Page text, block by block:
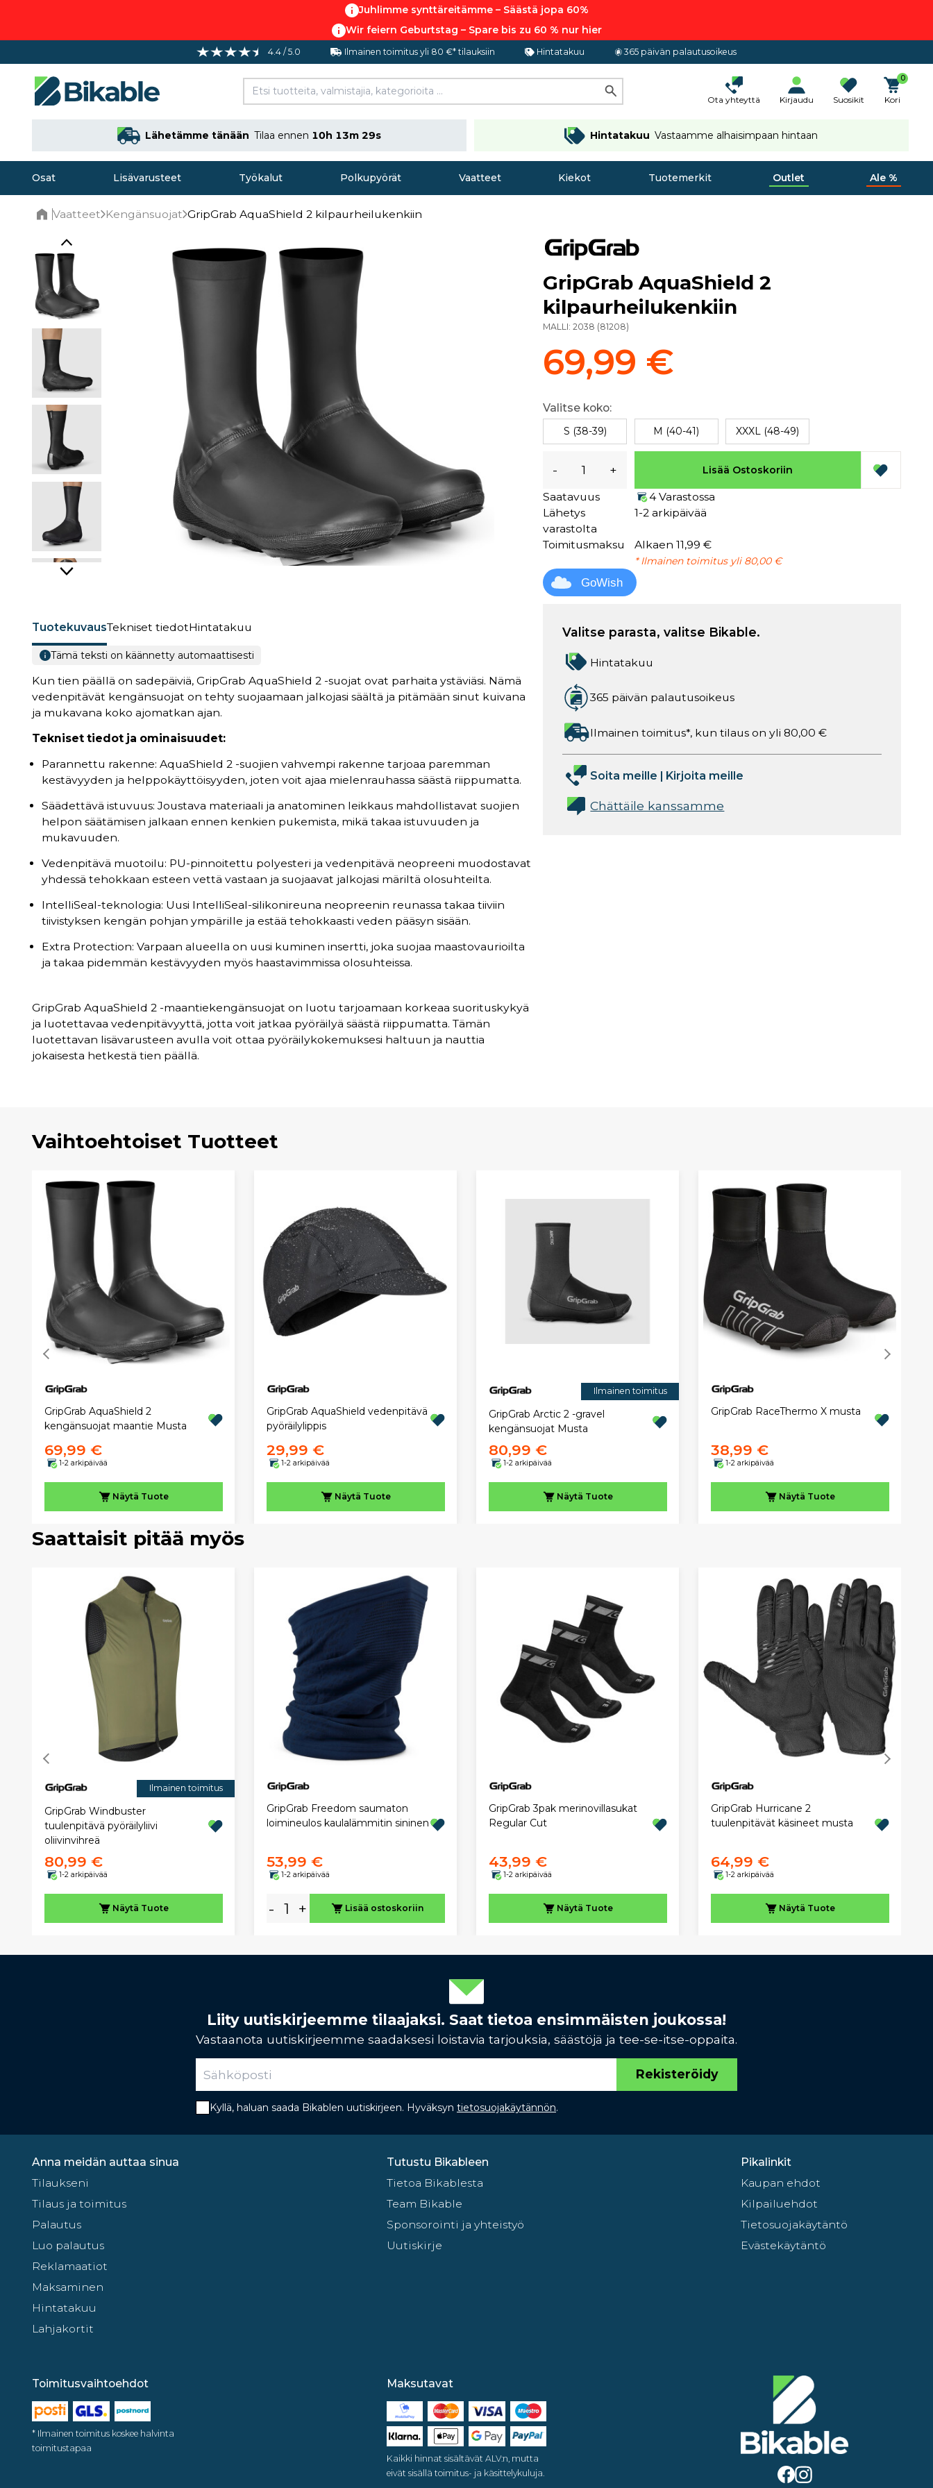
Juhlimme synttäreitämme – Säästä jopa 60%
Wir feiern Geburtstag – Spare bis zu 60 % nur hier
4.4 / 5.0 Ilmainen toimitus yli 80 €* tilauksiin Hintatakuu 365 päivän palautusoikeus
Ota yhteyttä Kirjaudu Suosikit
0
Kori
Lähetämme tänään Tilaa ennen 10h 13m 28s Hintatakuu Vastaamme alhaisimpaan hintaan
Osat Lisävarusteet Työkalut Polkupyörät Vaatteet Kiekot Tuotemerkit Outlet Ale %
Vaatteet Kengänsuojat GripGrab AquaShield 2 kilpaurheilukenkiin
TuotekuvausTekniset tiedotHintatakuu
Tämä teksti on käännetty automaattisesti
Kun tien päällä on sadepäiviä, GripGrab AquaShield 2 -suojat ovat parhaita ystäviäsi. Nämä
vedenpitävät kengänsuojat on tehty suojaamaan jalkojasi säältä ja pitämään sinut kuivana
ja mukavana koko ajomatkan ajan.
Tekniset tiedot ja ominaisuudet:
Parannettu rakenne: AquaShield 2 -suojien vahvempi rakenne tarjoaa paremman
kestävyyden ja helppokäyttöisyyden, joten voit ajaa mielenrauhassa säästä riippumatta.
Säädettävä istuvuus: Joustava materiaali ja anatominen leikkaus mahdollistavat suojien
helpon säätämisen jalkaan ennen kenkien pukemista, mikä takaa istuvuuden ja
mukavuuden.
Vedenpitävä muotoilu: PU-pinnoitettu polyesteri ja vedenpitävä neopreeni muodostavat
yhdessä tehokkaan esteen vettä vastaan ja suojaavat jalkojasi märiltä olosuhteilta.
IntelliSeal-teknologia: Uusi IntelliSeal-silikonireuna neopreenin reunassa takaa tiiviin
tiivistyksen kengän pohjan ympärille ja estää tehokkaasti veden pääsyn sisään.
Extra Protection: Varpaan alueella on uusi kuminen insertti, joka suojaa maastovaurioilta
ja takaa pidemmän kestävyyden myös haastavimmissa olosuhteissa.
GripGrab AquaShield 2 -maantiekengänsuojat on luotu tarjoamaan korkeaa suorituskykyä
ja luotettavaa vedenpitävyyttä, jotta voit jatkaa pyöräilyä säästä riippumatta. Tämän
luotettavan lisävarusteen avulla voit ottaa pyöräilykokemuksesi haltuun ja nauttia
jokaisesta hetkestä tien päällä.
GripGrab AquaShield 2
kilpaurheilukenkiin
MALLI:2038 (81208)
69,99 €
Valitse koko:
S (38-39) M (40-41) XXXL (48-49)
- + Lisää Ostoskoriin
Saatavuus
4 Varastossa
Lähetys
varastolta
1-2 arkipäivää
Toimitusmaksu Alkaen 11,99 €
* Ilmainen toimitus yli 80,00 €
GoWish
Valitse parasta, valitse Bikable.
Hintatakuu
365 päivän palautusoikeus
Ilmainen toimitus*, kun tilaus on yli 80,00 €
Soita meille | Kirjoita meille
Chättäile kanssamme
Vaihtoehtoiset Tuotteet
GripGrab AquaShield 2
kengänsuojat maantie Musta
69,99 €
1-2 arkipäivää
Näytä Tuote
GripGrab AquaShield vedenpitävä
pyöräilylippis
29,99 €
1-2 arkipäivää
Näytä Tuote
Ilmainen toimitus
GripGrab Arctic 2 -gravel
kengänsuojat Musta
80,99 €
1-2 arkipäivää
Näytä Tuote
GripGrab RaceThermo X musta
38,99 €
1-2 arkipäivää
Näytä Tuote
Saattaisit pitää myös
Ilmainen toimitus
GripGrab Windbuster
tuulenpitävä pyöräilyliivi
oliivinvihreä
80,99 €
1-2 arkipäivää
Näytä Tuote
GripGrab Freedom saumaton
loimineulos kaulalämmitin sininen
53,99 €
1-2 arkipäivää
- + Lisää ostoskoriin
GripGrab 3pak merinovillasukat
Regular Cut
43,99 €
1-2 arkipäivää
Näytä Tuote
GripGrab Hurricane 2
tuulenpitävät käsineet musta
64,99 €
1-2 arkipäivää
Näytä Tuote
Liity uutiskirjeemme tilaajaksi. Saat tietoa ensimmäisten joukossa!
Vastaanota uutiskirjeemme saadaksesi loistavia tarjouksia, säästöjä ja tee-se-itse-oppaita.
Rekisteröidy
Kyllä, haluan saada Bikablen uutiskirjeen. Hyväksyn tietosuojakäytännön.
Anna meidän auttaa sinua
Tilaukseni
Tilaus ja toimitus
Palautus
Luo palautus
Reklamaatiot
Maksaminen
Hintatakuu
Lahjakortit
Tutustu Bikableen
Tietoa Bikablesta
Team Bikable
Sponsorointi ja yhteistyö
Uutiskirje
Pikalinkit
Kaupan ehdot
Kilpailuehdot
Tietosuojakäytäntö
Evästekäytäntö
Toimitusvaihtoehdot
* Ilmainen toimitus koskee halvinta
toimitustapaa
Maksutavat
Kaikki hinnat sisältävät ALV:n, mutta
eivät sisällä toimitus- ja käsittelykuluja.